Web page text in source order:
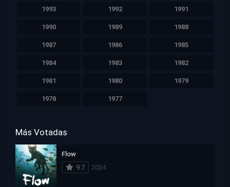
1993 1992 1991
1990 1989 1988
1987 1986 1985
1984 1983 1982
1981 1980 1979
1978 1977
Más Votadas
Flow
9.7
2024